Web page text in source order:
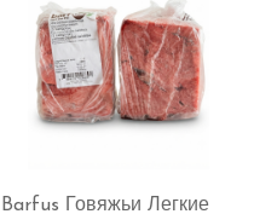
Barfus Говяжьи Легкие